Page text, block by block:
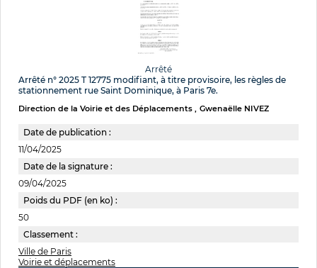
Arrêté
Arrêté n° 2025 T 12775 modifiant, à titre provisoire, les règles de
stationnement rue Saint Dominique, à Paris 7e.
Direction de la Voirie et des Déplacements Gwenaëlle NIVEZ
Date de publication :
11/04/2025
Date de la signature :
09/04/2025
Poids du PDF (en ko) :
50
Classement :
Ville de Paris
Voirie et déplacements